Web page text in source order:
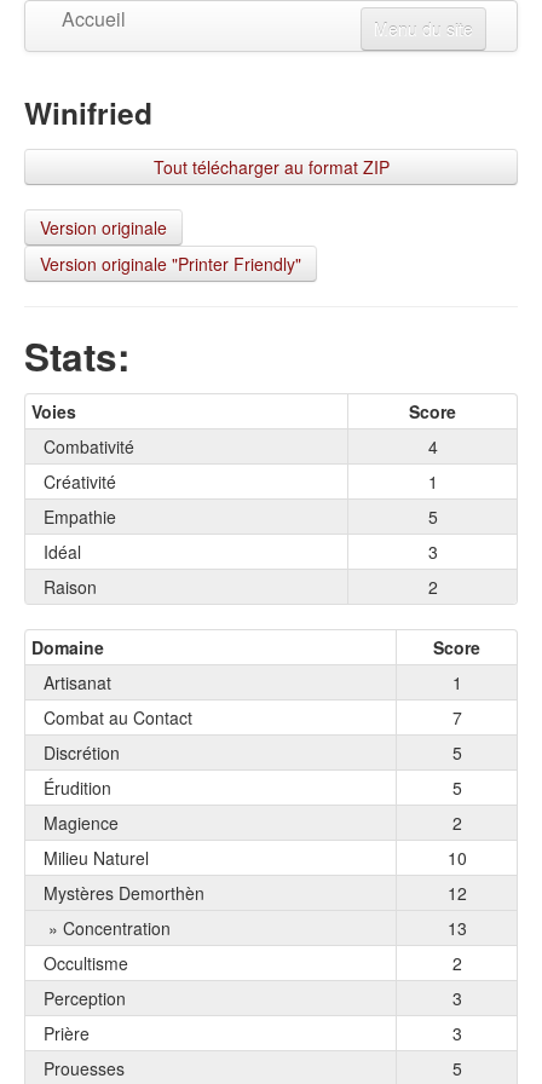
Menu du site
Accueil
Mises à jour
Visualiser un personnage
Changer la langue
Connexion
S'inscrire
Winifried
Tout télécharger au format ZIP
Version originale
Version originale "Printer Friendly"
Stats:
Voies
Score
Combativité
4
Créativité
1
Empathie
5
Idéal
3
Raison
2
Domaine
Score
Artisanat
1
Combat au Contact
7
Discrétion
5
Érudition
5
Magience
2
Milieu Naturel
10
Mystères Demorthèn
12
» Concentration
13
Occultisme
2
Perception
3
Prière
3
Prouesses
5